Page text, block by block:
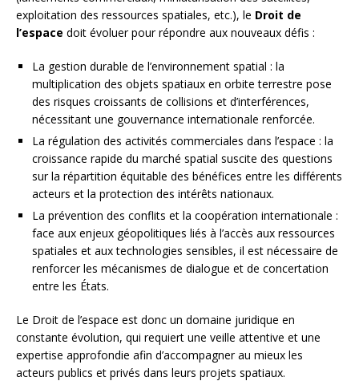
exploitation des ressources spatiales, etc.), le Droit de
l’espace doit évoluer pour répondre aux nouveaux défis :
La gestion durable de l’environnement spatial : la
multiplication des objets spatiaux en orbite terrestre pose
des risques croissants de collisions et d’interférences,
nécessitant une gouvernance internationale renforcée.
La régulation des activités commerciales dans l’espace : la
croissance rapide du marché spatial suscite des questions
sur la répartition équitable des bénéfices entre les différents
acteurs et la protection des intérêts nationaux.
La prévention des conflits et la coopération internationale :
face aux enjeux géopolitiques liés à l’accès aux ressources
spatiales et aux technologies sensibles, il est nécessaire de
renforcer les mécanismes de dialogue et de concertation
entre les États.
Le Droit de l’espace est donc un domaine juridique en
constante évolution, qui requiert une veille attentive et une
expertise approfondie afin d’accompagner au mieux les
acteurs publics et privés dans leurs projets spatiaux.